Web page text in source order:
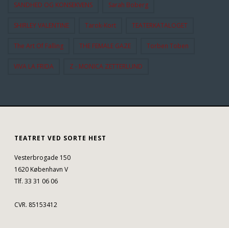
SANDHED OG KONSEKVENS Sarah Boberg
SHIRLEY VALENTINE Tarok-Kort TEATERKATALOGET
The Art Of Falling THE FEMALE GAZE Torben Toben
VIVA LA FRIDA Z - MONICA ZETTERLUND
TEATRET VED SORTE HEST
Vesterbrogade 150
1620 København V
Tlf. 33 31 06 06
CVR. 85153412